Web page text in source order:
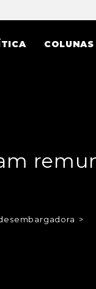
COLUNAS
>